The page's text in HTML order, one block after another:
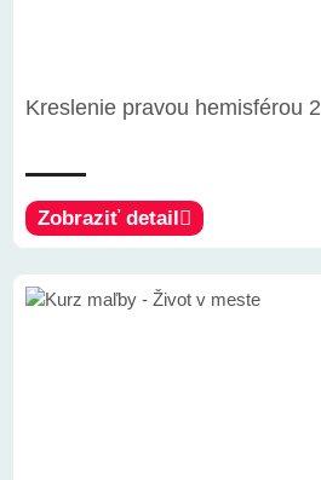
Kreslenie pravou hemisférou 2
Zobraziť detail